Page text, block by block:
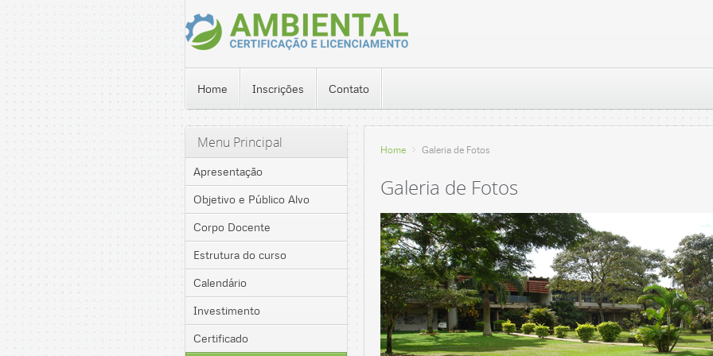
Home Inscrições Contato
Menu Principal
Apresentação
Objetivo e Público Alvo
Corpo Docente
Estrutura do curso
Calendário
Investimento
Certificado
Home Galeria de Fotos
Galeria de Fotos